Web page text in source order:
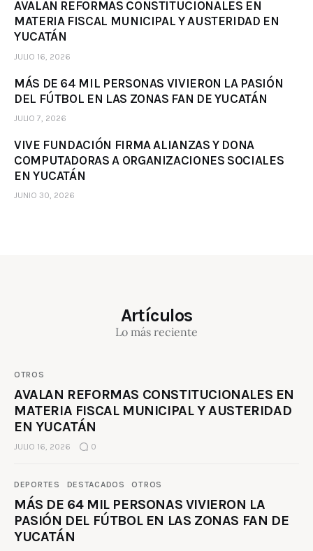
AVALAN REFORMAS CONSTITUCIONALES EN
MATERIA FISCAL MUNICIPAL Y AUSTERIDAD EN
YUCATÁN
JULIO 16, 2026
MÁS DE 64 MIL PERSONAS VIVIERON LA PASIÓN
DEL FÚTBOL EN LAS ZONAS FAN DE YUCATÁN
JULIO 7, 2026
VIVE FUNDACIÓN FIRMA ALIANZAS Y DONA
COMPUTADORAS A ORGANIZACIONES SOCIALES
EN YUCATÁN
JUNIO 30, 2026
Artículos
Lo más reciente
OTROS
AVALAN REFORMAS CONSTITUCIONALES EN
MATERIA FISCAL MUNICIPAL Y AUSTERIDAD
EN YUCATÁN
JULIO 16, 2026 0
DEPORTES DESTACADOS OTROS
MÁS DE 64 MIL PERSONAS VIVIERON LA
PASIÓN DEL FÚTBOL EN LAS ZONAS FAN DE
YUCATÁN